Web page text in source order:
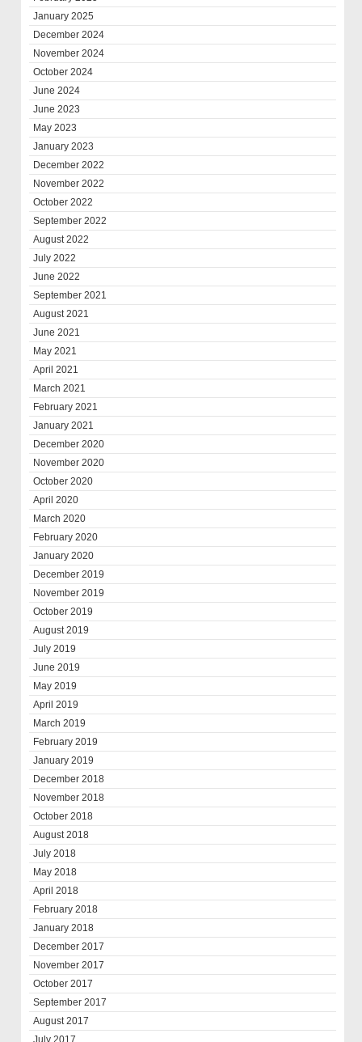
January 2025
December 2024
November 2024
October 2024
June 2024
June 2023
May 2023
January 2023
December 2022
November 2022
October 2022
September 2022
August 2022
July 2022
June 2022
September 2021
August 2021
June 2021
May 2021
April 2021
March 2021
February 2021
January 2021
December 2020
November 2020
October 2020
April 2020
March 2020
February 2020
January 2020
December 2019
November 2019
October 2019
August 2019
July 2019
June 2019
May 2019
April 2019
March 2019
February 2019
January 2019
December 2018
November 2018
October 2018
August 2018
July 2018
May 2018
April 2018
February 2018
January 2018
December 2017
November 2017
October 2017
September 2017
August 2017
July 2017